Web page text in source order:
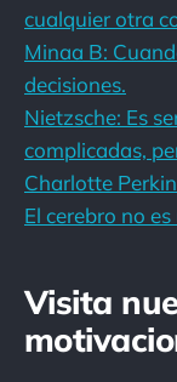
cualquier otra
Minaa B:
decisiones.
Nietzsche: Es
complicadas,
Charlotte
El cerebro no
Visita